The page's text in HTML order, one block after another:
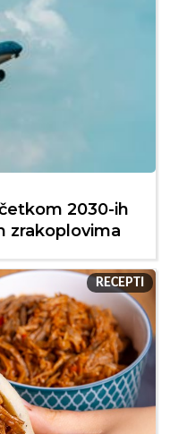
2030-ih
zrakoplovima
RECEPTI